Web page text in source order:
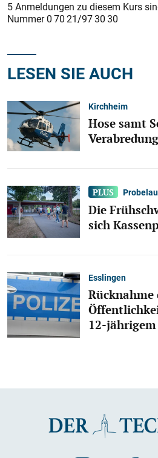
5 Anmeldungen zu diesem Kurs
Nummer 0 70 21/97 30 30
LESEN SIE AUCH
Kirchheim
Hose samt
Die
sich
Esslingen
Rücknahme
12-jährigem